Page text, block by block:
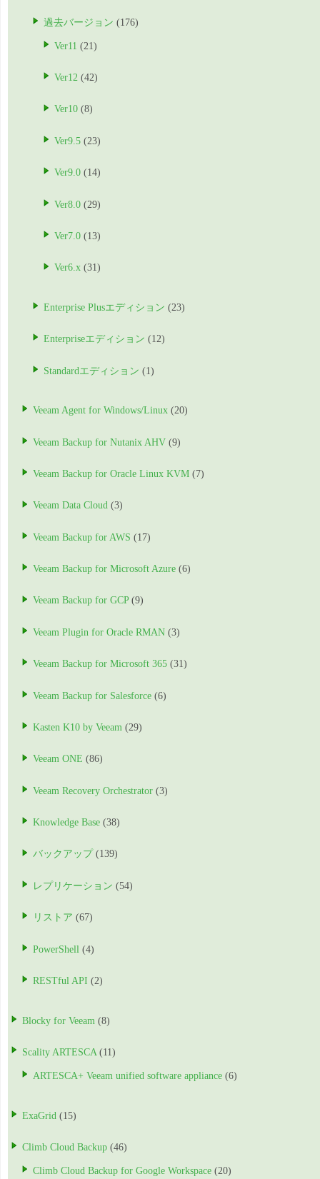
過去バージョン (176)
Ver11 (21)
Ver12 (42)
Ver10 (8)
Ver9.5 (23)
Ver9.0 (14)
Ver8.0 (29)
Ver7.0 (13)
Ver6.x (31)
Enterprise Plusエディション (23)
Enterpriseエディション (12)
Standardエディション (1)
Veeam Agent for Windows/Linux (20)
Veeam Backup for Nutanix AHV (9)
Veeam Backup for Oracle Linux KVM (7)
Veeam Data Cloud (3)
Veeam Backup for AWS (17)
Veeam Backup for Microsoft Azure (6)
Veeam Backup for GCP(9)
Veeam Plugin for Oracle RMAN (3)
Veeam Backup for Microsoft 365 (31)
Veeam Backup for Salesforce (6)
Kasten K10 by Veeam (29)
Veeam ONE (86)
Veeam Recovery Orchestrator (3)
Knowledge Base (38)
バックアップ (139)
レプリケーション (54)
リストア (67)
PowerShell (4)
RESTful API (2)
Blocky for Veeam (8)
Scality ARTESCA (11)
ARTESCA+ Veeam unified software appliance (6)
ExaGrid (15)
Climb Cloud Backup (46)
Climb Cloud Backup for Google Workspace (20)